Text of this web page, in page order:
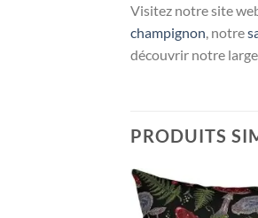
Visitez notre site
champignon, notre
découvrir notre
PRODUITS